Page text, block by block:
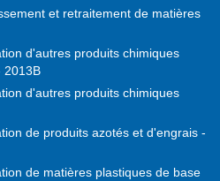
et retraitement de matières
d'autres produits chimiques
2013B
d'autres produits chimiques
de produits azotés et d'engrais -
de matières plastiques de base